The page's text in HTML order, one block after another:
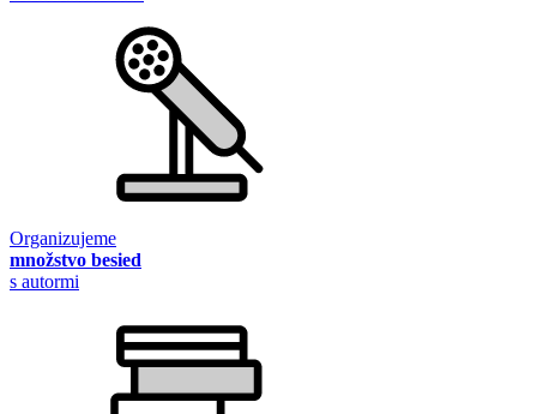
Organizujeme
množstvo besied
s autormi